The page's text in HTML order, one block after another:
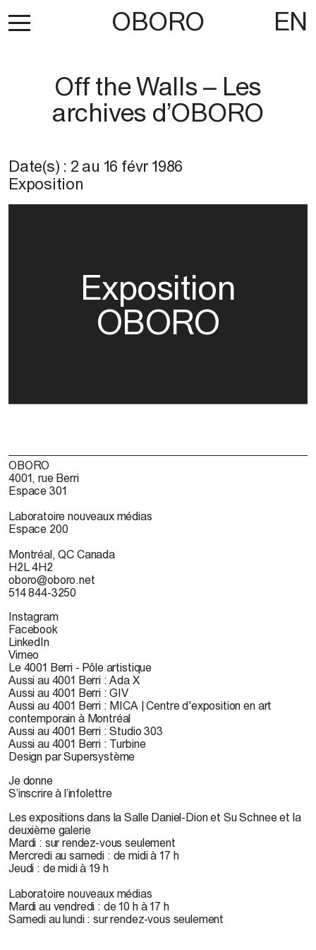
OBORO EN
Off the Walls – Les
archives d’OBORO
Date(s) : 2 au 16 févr 1986
Exposition
Exposition
OBORO
OBORO
4001, rue Berri
Espace 301
Laboratoire nouveaux médias
Espace 200
Montréal, QC Canada
H2L 4H2
oboro@oboro.net
514 844-3250
Instagram
Facebook
LinkedIn
Vimeo
Le 4001 Berri - Pôle artistique
Aussi au 4001 Berri : Ada X
Aussi au 4001 Berri : GIV
Aussi au 4001 Berri : MICA | Centre d'exposition en art
contemporain à Montréal
Aussi au 4001 Berri : Studio 303
Aussi au 4001 Berri : Turbine
Design par Supersystème
Je donne
S’inscrire à l’infolettre
Les expositions dans la Salle Daniel-Dion et Su Schnee et la
deuxième galerie
Mardi : sur rendez-vous seulement
Mercredi au samedi : de midi à 17 h
Jeudi : de midi à 19 h
Laboratoire nouveaux médias
Mardi au vendredi : de 10 h à 17 h
Samedi au lundi : sur rendez-vous seulement